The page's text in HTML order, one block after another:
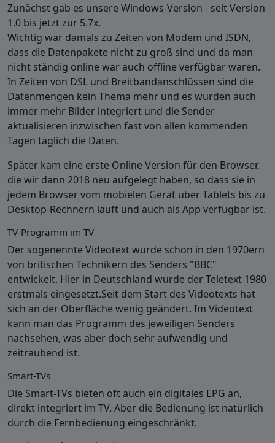
Zunächst gab es unsere Windows-Version - seit Version
1.0 bis jetzt zur 5.7x.
Wichtig war damals zu Zeiten von Modem und ISDN,
dass die Datenpakete nicht zu groß sind und da man
nicht ständig online war auch offline verfügbar waren.
In Zeiten von DSL und Breitbandanschlüssen sind die
Datenmengen kein Thema mehr und es wurden auch
immer mehr Bilder integriert und die Sender
aktualisieren inzwischen fast von allen kommenden
Tagen täglich die Daten.
Später kam eine erste Online Version für den Browser,
die wir dann 2018 neu aufgelegt haben, so dass sie in
jedem Browser vom mobielen Gerät über Tablets bis zu
Desktop-Rechnern läuft und auch als App verfügbar ist.
TV-Programm im TV
Der sogenennte Videotext wurde schon in den 1970ern
von britischen Technikern des Senders "BBC"
entwickelt. Hier in Deutschland wurde der Teletext 1980
erstmals eingesetzt.Seit dem Start des Videotexts hat
sich an der Oberfläche wenig geändert. Im Videotext
kann man das Programm des jeweiligen Senders
nachsehen, was aber doch sehr aufwendig und
zeitraubend ist.
Smart-TVs
Die Smart-TVs bieten oft auch ein digitales EPG an,
direkt integriert im TV. Aber die Bedienung ist natürlich
durch die Fernbedienung eingeschränkt.